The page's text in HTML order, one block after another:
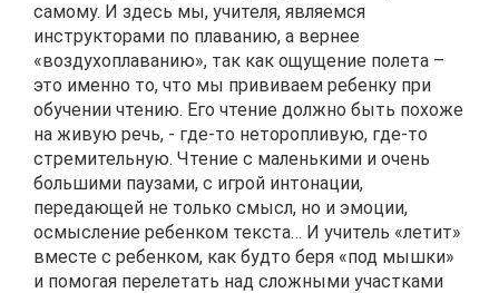
самому. И здесь мы, учителя, являемся
инструкторами по плаванию, а вернее
«воздухоплаванию», так как ощущение полета –
это именно то, что мы прививаем ребенку при
обучении чтению. Его чтение должно быть похоже
на живую речь, - где-то неторопливую, где-то
стремительную. Чтение с маленькими и очень
большими паузами, с игрой интонации,
передающей не только смысл, но и эмоции,
осмысление ребенком текста… И учитель «летит»
вместе с ребенком, как будто беря «под мышки»
и помогая перелетать над сложными участками